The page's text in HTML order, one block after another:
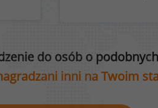
do osób o
inni na Twoim